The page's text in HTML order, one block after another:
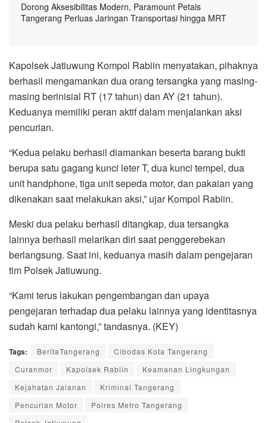
Dorong Aksesibilitas Modern, Paramount Petals
Tangerang Perluas Jaringan Transportasi hingga MRT
Kapolsek Jatiuwung Kompol Rabiin menyatakan, pihaknya
berhasil mengamankan dua orang tersangka yang masing-
masing berinisial RT (17 tahun) dan AY (21 tahun).
Keduanya memiliki peran aktif dalam menjalankan aksi
pencurian.
“Kedua pelaku berhasil diamankan beserta barang bukti
berupa satu gagang kunci leter T, dua kunci tempel, dua
unit handphone, tiga unit sepeda motor, dan pakaian yang
dikenakan saat melakukan aksi,” ujar Kompol Rabiin.
Meski dua pelaku berhasil ditangkap, dua tersangka
lainnya berhasil melarikan diri saat penggerebekan
berlangsung. Saat ini, keduanya masih dalam pengejaran
tim Polsek Jatiuwung.
“Kami terus lakukan pengembangan dan upaya
pengejaran terhadap dua pelaku lainnya yang identitasnya
sudah kami kantongi,” tandasnya. (KEY)
Tags: BeritaTangerang
Cibodas Kota Tangerang
Curanmor
Kapolsek Rabiin
Keamanan Lingkungan
Kejahatan Jalanan
Kriminal Tangerang
Pencurian Motor
Polres Metro Tangerang